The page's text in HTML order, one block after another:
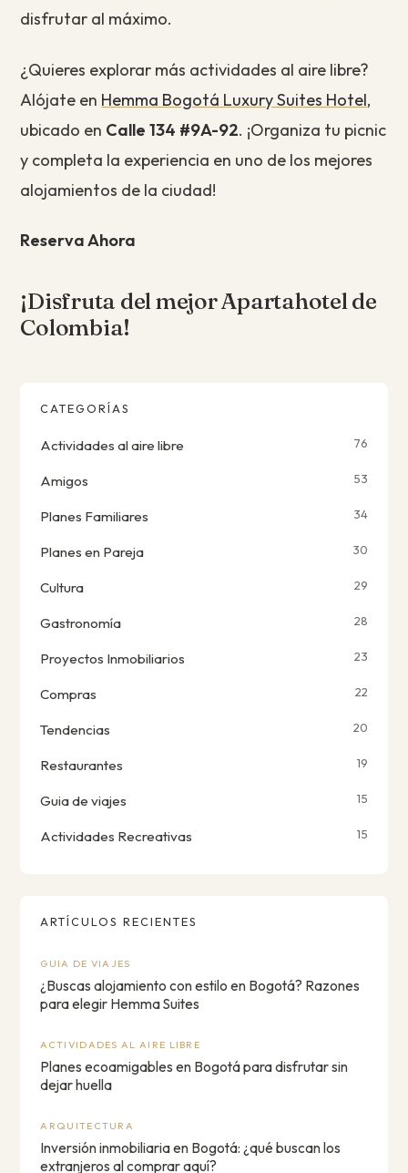
disfrutar al máximo.
¿Quieres explorar más actividades al aire libre?
Alójate en Hemma Bogotá Luxury Suites Hotel,
ubicado en Calle 134 #9A-92. ¡Organiza tu picnic
y completa la experiencia en uno de los mejores
alojamientos de la ciudad!
Reserva Ahora
¡Disfruta del mejor Apartahotel de
Colombia!
CATEGORÍAS
Actividades al aire libre 76
Amigos 53
Planes Familiares 34
Planes en Pareja 30
Cultura 29
Gastronomía 28
Proyectos Inmobiliarios 23
Compras 22
Tendencias 20
Restaurantes 19
Guia de viajes 15
Actividades Recreativas 15
ARTÍCULOS RECIENTES
GUIA DE VIAJES
¿Buscas alojamiento con estilo en Bogotá? Razones
para elegir Hemma Suites
ACTIVIDADES AL AIRE LIBRE
Planes ecoamigables en Bogotá para disfrutar sin
dejar huella
ARQUITECTURA
Inversión inmobiliaria en Bogotá: ¿qué buscan los
extranjeros al comprar aquí?